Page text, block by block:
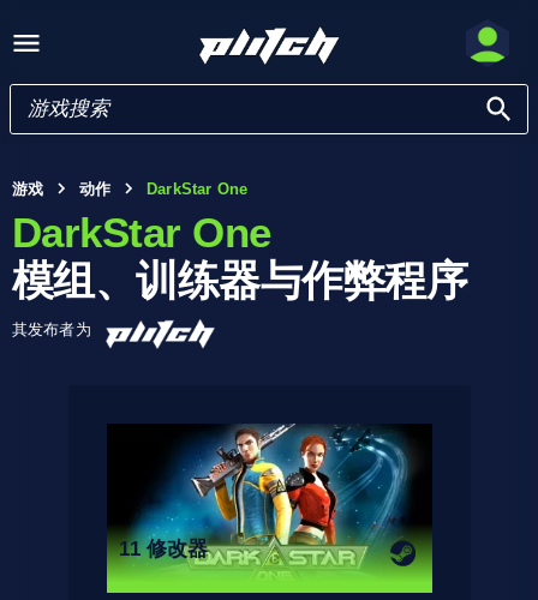
游戏 动作 DarkStar One
DarkStar One
模组、训练器与作弊程序
其发布者为
11 修改器